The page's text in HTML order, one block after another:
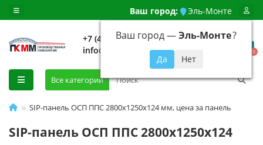
Ваш город: Эль-Монте
Ваш город —Эль-Монте?
+7 (499) 648-92-94
info@evroshtaketnikmoskva.ru
0
Все категории
SIP-панель ОСП ППС 2800х1250х124 мм, цена за панель
SIP-панель ОСП ППС 2800х1250х124